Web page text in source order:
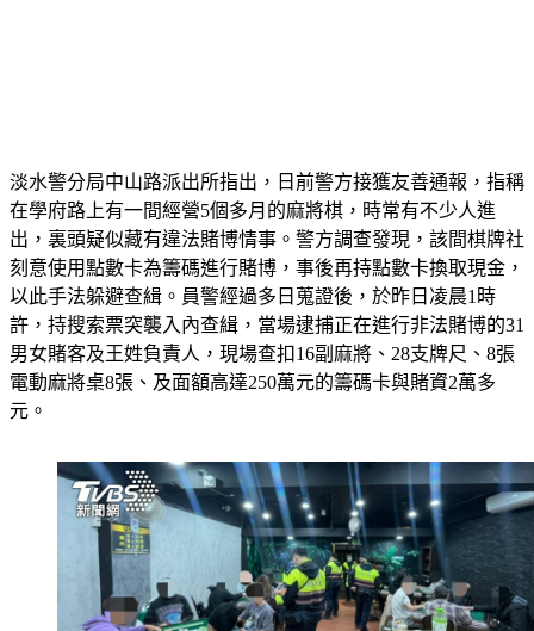
淡水警分局中山路派出所指出，日前警方接獲友善通報，指稱
在學府路上有一間經營5個多月的麻將棋，時常有不少人進
出，裏頭疑似藏有違法賭博情事。警方調查發現，該間棋牌社
刻意使用點數卡為籌碼進行賭博，事後再持點數卡換取現金，
以此手法躲避查緝。員警經過多日蒐證後，於昨日凌晨1時
許，持搜索票突襲入內查緝，當場逮捕正在進行非法賭博的31
男女賭客及王姓負責人，現場查扣16副麻將、28支牌尺、8張
電動麻將桌8張、及面額高達250萬元的籌碼卡與賭資2萬多
元。